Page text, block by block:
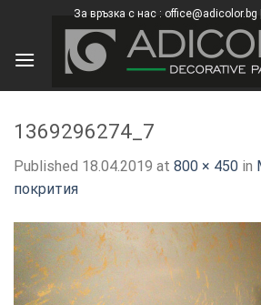
content
За връзка с нас :
1369296274_7
Published 18.04.2019 at 800 × 450 in
покрития
×